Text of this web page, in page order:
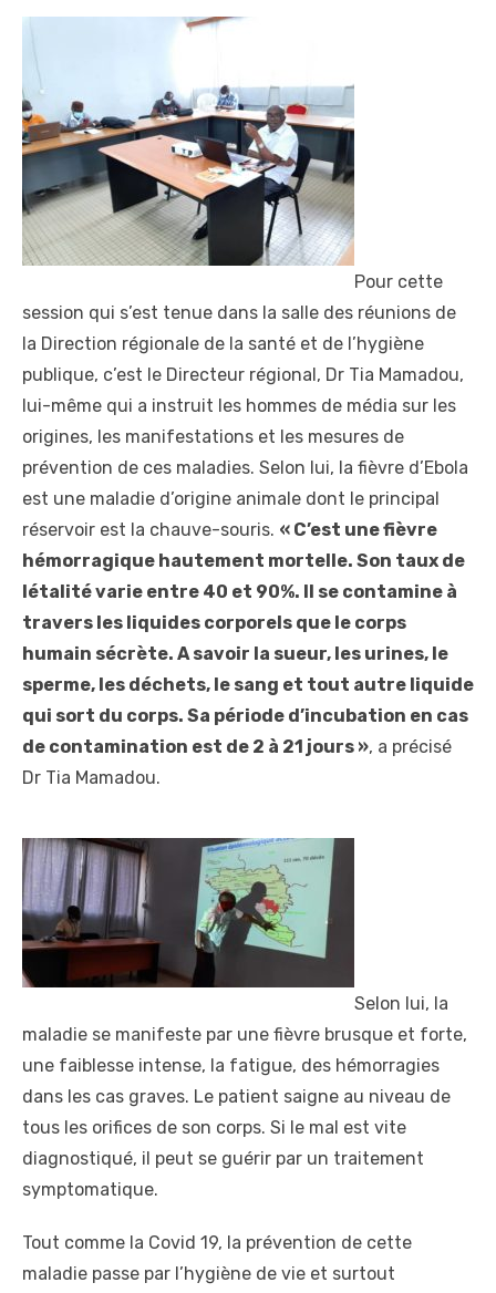
Pour cette
session qui s’est tenue dans la salle des réunions de
la Direction régionale de la santé et de l’hygiène
publique, c’est le Directeur régional, Dr Tia Mamadou,
lui-même qui a instruit les hommes de média sur les
origines, les manifestations et les mesures de
prévention de ces maladies. Selon lui, la fièvre d’Ebola
est une maladie d’origine animale dont le principal
réservoir est la chauve-souris. « C’est une fièvre
hémorragique hautement mortelle. Son taux de
létalité varie entre 40 et 90%. Il se contamine à
travers les liquides corporels que le corps
humain sécrète. A savoir la sueur, les urines, le
sperme, les déchets, le sang et tout autre liquide
qui sort du corps. Sa période d’incubation en cas
de contamination est de 2 à 21 jours », a précisé
Dr Tia Mamadou.
Selon lui, la
maladie se manifeste par une fièvre brusque et forte,
une faiblesse intense, la fatigue, des hémorragies
dans les cas graves. Le patient saigne au niveau de
tous les orifices de son corps. Si le mal est vite
diagnostiqué, il peut se guérir par un traitement
symptomatique.
Tout comme la Covid 19, la prévention de cette
maladie passe par l’hygiène de vie et surtout